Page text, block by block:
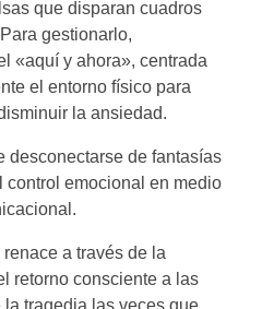
que disparan cuadros
gestionarlo,
«aquí y ahora», centrada
el entorno físico para
la ansiedad.
desconectarse de fantasías
control emocional en medio
a través de la
retorno consciente a las
tragedia las veces que